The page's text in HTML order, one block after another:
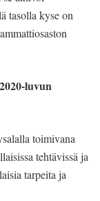
tasolla kyse on
luvun
toimivana
tehtävissä ja
tarpeita ja